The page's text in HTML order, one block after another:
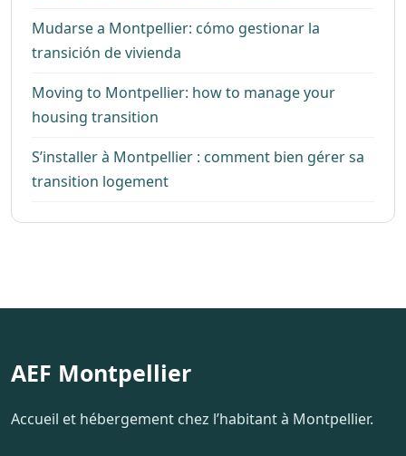
Mudarse a Montpellier: cómo gestionar la
transición de vivienda
Moving to Montpellier: how to manage your
housing transition
S’installer à Montpellier : comment bien gérer sa
transition logement
AEF Montpellier
Accueil et hébergement chez l’habitant à Montpellier.